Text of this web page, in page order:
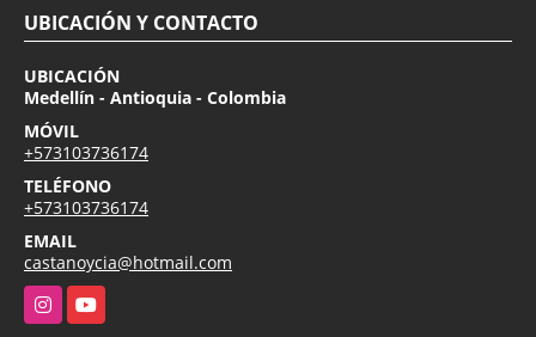
UBICACIÓN Y CONTACTO
UBICACIÓN
Medellín - Antioquia - Colombia
MÓVIL
+573103736174
TELÉFONO
+573103736174
EMAIL
castanoycia@hotmail.com
InstagramYouTube